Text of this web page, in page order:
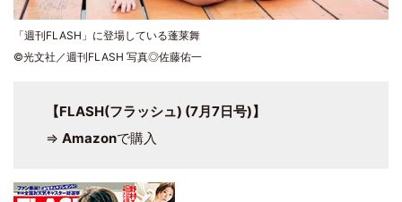
「週刊FLASH」に登場している蓬莱舞
©光文社／週刊FLASH 写真◎佐藤佑一
【FLASH(フラッシュ) (7月7日号)】
⇒ Amazonで購入